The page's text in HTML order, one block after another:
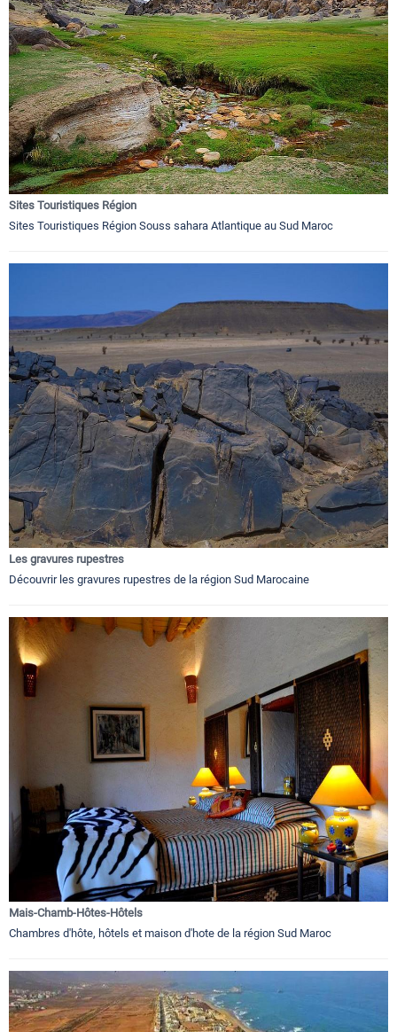
Sites Touristiques Région
Sites Touristiques Région Souss sahara Atlantique au Sud Maroc
Les gravures rupestres
Découvrir les gravures rupestres de la région Sud Marocaine
Mais-Chamb-Hôtes-Hôtels
Chambres d'hôte, hôtels et maison d'hote de la région Sud Maroc